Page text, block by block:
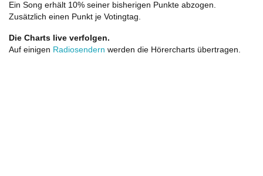
Ein Song erhält 10% seiner bisherigen Punkte abzogen.
Zusätzlich einen Punkt je Votingtag.
Die Charts live verfolgen.
Auf einigen Radiosendern werden die Hörercharts übertragen.